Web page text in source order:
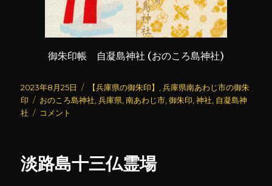
御朱印帳 自凝島神社 (おのころ島神社)
投
稿
日:
2023年8月25日
カ
テ
【兵庫県の御朱印】 ,兵庫県南あわじ市の御朱
印
タ
グ
おのころ島神社 ,兵庫県 ,南あわじ市 ,御朱印 ,神社 自凝島神
社
自
社
コメント
淡路島十三仏霊場